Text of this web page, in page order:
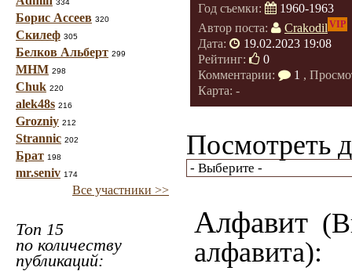
334
Борис Ассеев 320
Скилеф 305
Белков Альберт 299
МНМ 298
Chuk 220
alek48s 216
Grozniy 212
Strannic 202
Брат 198
mr.seniv 174
Все участники >>
Топ 15
по количеству
публикаций:
Год съемки:
1960-1963
Автор поста:
Crakodil VIP
Дата:
19.02.2023 19:08
Рейтинг:
0
Комментарии:
1 ,
Карта: -
Посмотреть
Алфавит
алфавита):